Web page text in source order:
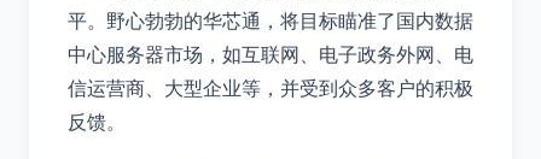
平。野心勃勃的华芯通，将目标瞄准了国内数据
中心服务器市场，如互联网、电子政务外网、电
信运营商、大型企业等，并受到众多客户的积极
反馈。